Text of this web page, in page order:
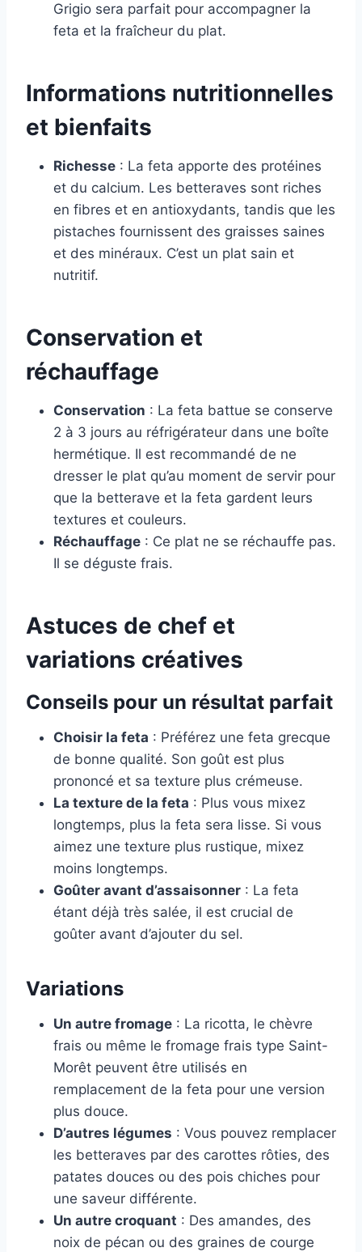
Grigio sera parfait pour accompagner la
feta et la fraîcheur du plat.
Informations nutritionnelles
et bienfaits
Richesse : La feta apporte des protéines
et du calcium. Les betteraves sont riches
en fibres et en antioxydants, tandis que les
pistaches fournissent des graisses saines
et des minéraux. C’est un plat sain et
nutritif.
Conservation et
réchauffage
Conservation : La feta battue se conserve
2 à 3 jours au réfrigérateur dans une boîte
hermétique. Il est recommandé de ne
dresser le plat qu’au moment de servir pour
que la betterave et la feta gardent leurs
textures et couleurs.
Réchauffage : Ce plat ne se réchauffe pas.
Il se déguste frais.
Astuces de chef et
variations créatives
Conseils pour un résultat parfait
Choisir la feta : Préférez une feta grecque
de bonne qualité. Son goût est plus
prononcé et sa texture plus crémeuse.
La texture de la feta : Plus vous mixez
longtemps, plus la feta sera lisse. Si vous
aimez une texture plus rustique, mixez
moins longtemps.
Goûter avant d’assaisonner : La feta
étant déjà très salée, il est crucial de
goûter avant d’ajouter du sel.
Variations
Un autre fromage : La ricotta, le chèvre
frais ou même le fromage frais type Saint-
Morêt peuvent être utilisés en
remplacement de la feta pour une version
plus douce.
D’autres légumes : Vous pouvez remplacer
les betteraves par des carottes rôties, des
patates douces ou des pois chiches pour
une saveur différente.
Un autre croquant : Des amandes, des
noix de pécan ou des graines de courge